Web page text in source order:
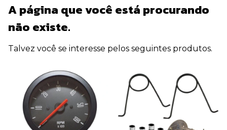
A página que você está procurando
não existe.
Talvez você se interesse pelos seguintes produtos.